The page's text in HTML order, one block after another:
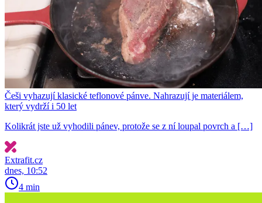
Češi vyhazují klasické teflonové pánve. Nahrazují je materiálem,
který vydrží i 50 let
Kolikrát jste už vyhodili pánev, protože se z ní loupal povrch a […]
Extrafit.cz
dnes, 10:52
4 min